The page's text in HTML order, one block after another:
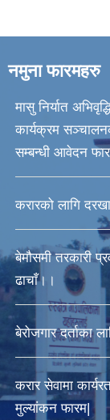
नमुना फारमहरु
मासु निर्यात
कार्यक्रम
सम्बन्धी आवेदन
करारको लागि
बेमौसमी तरकारी
ढाचाँ।।
बेरोजगार दर्ताका
करार सेवामा
मुल्यांकन फारम|